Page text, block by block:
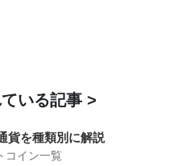
いる記事
貨を種類別に解説
コイン一覧